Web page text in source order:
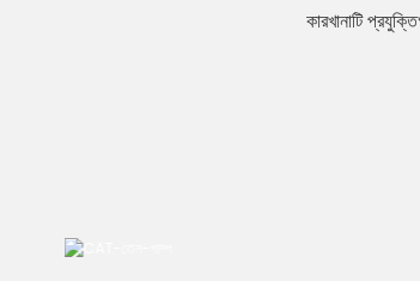
কারখানাটি